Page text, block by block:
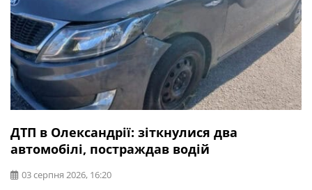
ДТП в Олександрії: зіткнулися два
автомобілі, постраждав водій
03 серпня 2026, 16:20